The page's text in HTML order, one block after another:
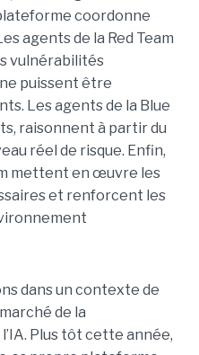
coordonne
agents de la Red Team
vulnérabilités
puissent être
Les agents de la Blue
raisonnent à partir du
réel de risque. Enfin,
mettent en œuvre les
et renforcent les
dans un contexte de
de la
Plus tôt cette année,